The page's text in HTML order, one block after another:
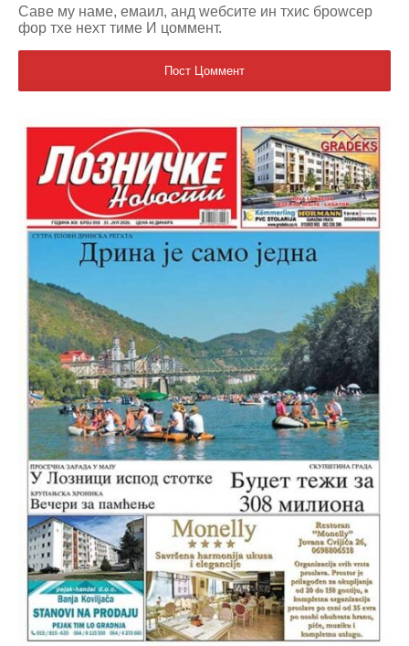
Саве мy наме, емаил, анд wебсите ин тхис броwсер
фор тхе неxт тиме И цоммент.